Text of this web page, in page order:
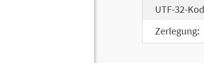
UTF-32-
Zerlegung: